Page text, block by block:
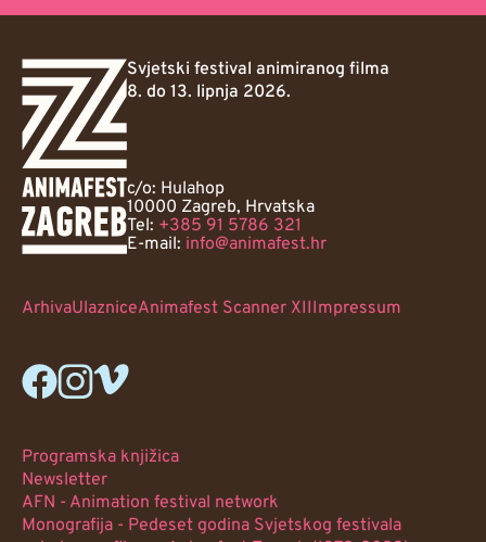
Svjetski festival animiranog filma
8. do 13. lipnja 2026.
c/o: Hulahop
10000 Zagreb, Hrvatska
Tel: +385 91 5786 321
E-mail: info@animafest.hr
ArhivaUlazniceAnimafest Scanner XIIImpressum
Programska knjižica
Newsletter
AFN - Animation festival network
Monografija - Pedeset godina Svjetskog festivala